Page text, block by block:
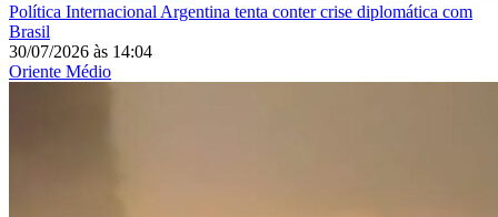
Política Internacional Argentina tenta conter crise diplomática com
Brasil
30/07/2026 às 14:04
Oriente Médio